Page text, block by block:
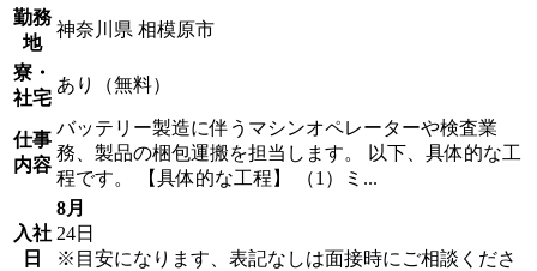
勤務
地
神奈川県 相模原市
寮・
社宅
あり（無料）
仕事
内容
バッテリー製造に伴うマシンオペレーターや検査業
務、製品の梱包運搬を担当します。 以下、具体的な工
程です。 【具体的な工程】 （1）ミ...
入社
日
8月
24日
※目安になります、表記なしは面接時にご相談くださ